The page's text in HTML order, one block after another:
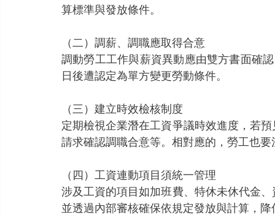
算標準與發放條件。
（二）調薪、調職應取得合意
調動勞工工作與薪資異動應由雙方書面確
日後遭認定為單方變更勞動條件。
（三）建立時效檢核制度
定期檢視企業潛在工資爭議時效進度，若
請求確認調職合意等。相對應的，勞工也
（四）工資連動項目須統一管理
涉及工資的項目如加班費、特休未休代金
並透過內部審核確保依規定發放與計算，